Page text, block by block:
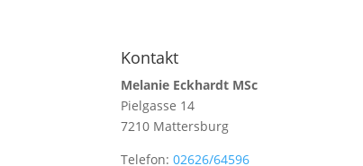
Kontakt
Melanie Eckhardt MSc
Pielgasse 14
7210 Mattersburg
Telefon:02626/64596